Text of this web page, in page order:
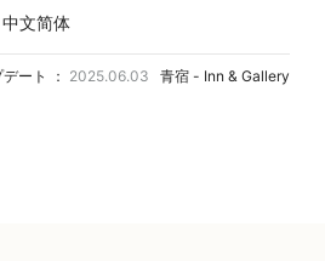
文简体
ート ： 2025.06.03 青宿 - Inn & Gallery